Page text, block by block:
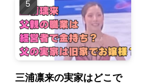
三浦凛来の実家はどこで